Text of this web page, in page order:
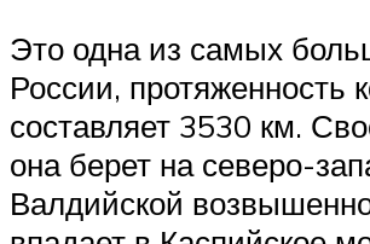
Это одна из самых
России, протяженность
составляет 3530 км.
она берет на северо-
Валдийской